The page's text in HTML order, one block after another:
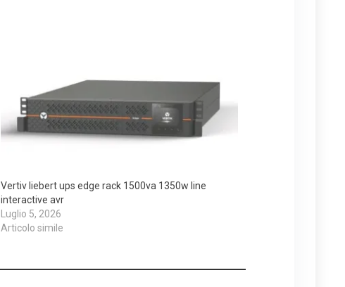
Vertiv liebert ups edge rack 1500va 1350w line
interactive avr
Luglio 5, 2026
Articolo simile